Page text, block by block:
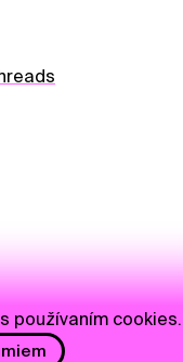
používaním cookies.